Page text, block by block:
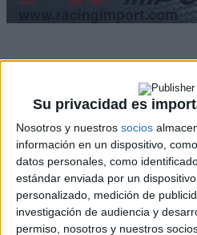
Su privacidad es
Nosotros y nuestros socios
información en un dispositivo,
datos personales, como
estándar enviada por un
personalizado, medición de
investigación de audiencia y
permiso, nosotros y nuestros
WRC
S-CER
ERC
CERA
CERT
Internacionales
Campeonatos
Históricos